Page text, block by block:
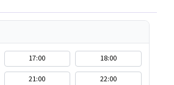
17:00
18:00
21:00 22:00